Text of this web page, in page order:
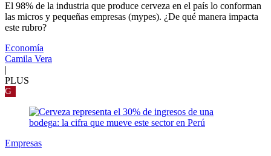
El 98% de la industria que produce cerveza en el país lo conforman
las micros y pequeñas empresas (mypes). ¿De qué manera impacta
este rubro?
Economía
Camila Vera
PLUS
G
Empresas